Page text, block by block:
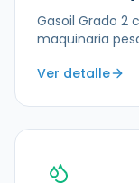
Gasoil Grado 2
maquinaria
Ver detalle